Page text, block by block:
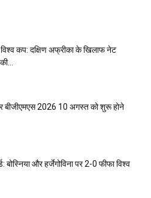
विश्व कप: दक्षिण अफ्रीका के खिलाफ नेट
बीजीएमएस 2026 10 अगस्त को शुरू होने
बोस्निया और हर्जेगोविना पर 2-0 फीफा विश्व